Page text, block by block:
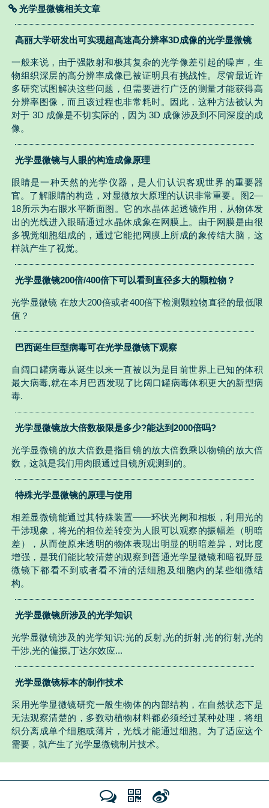
光学显微镜相关文章
高丽大学研发出可实现超高速高分辨率3D成像的光学显微镜
一般来说，由于强散射和极其复杂的光学像差引起的噪声，生
物组织深层的高分辨率成像已被证明具有挑战性。尽管最近许
多研究试图解决这些问题，但需要进行广泛的测量才能获得高
分辨率图像，而且该过程也非常耗时。因此，这种方法被认为
对于 3D 成像是不切实际的，因为 3D 成像涉及到不同深度的成
像。
光学显微镜与人眼的构造成像原理
眼睛是一种天然的光学仪器，是人们认识客观世界的重要器
官。了解眼睛的构造，对显微放大原理的认识非常重要。图2—
18所示为右眼水平断面图。它的水晶体起透镜作用，从物体发
出的光线进入眼睛通过水晶休成象在网膜上。由于网膜是由很
多视觉细胞组成的，通过它能把网膜上所成的象传结大脑，这
样就产生了视觉。
光学显微镜200倍/400倍下可以看到直径多大的颗粒物？
光学显微镜 在放大200倍或者400倍下检测颗粒物直径的最低限
值？
巴西诞生巨型病毒可在光学显微镜下观察
自阔口罐病毒从诞生以来一直被以为是目前世界上已知的体积
最大病毒,就在本月巴西发现了比阔口罐病毒体积更大的新型病
毒.
光学显微镜放大倍数极限是多少?能达到2000倍吗?
光学显微镜的放大倍数是指目镜的放大倍数乘以物镜的放大倍
数，这就是我们用肉眼通过目镜所观测到的。
特殊光学显微镜的原理与使用
相差显微镜能通过其特殊装置——环状光阑和相板，利用光的
干涉现象，将光的相位差转变为人眼可以观察的振幅差（明暗
差），从而使原来透明的物体表现出明显的明暗差异，对比度
增强，是我们能比较清楚的观察到普通光学显微镜和暗视野显
微镜下都看不到或者看不清的活细胞及细胞内的某些细微结
构。
光学显微镜所涉及的光学知识
光学显微镜涉及的光学知识:光的反射,光的折射,光的衍射,光的
干涉,光的偏振,丁达尔效应...
光学显微镜标本的制作技术
采用光学显微镜研究一般生物体的内部结构，在自然状态下是
无法观察清楚的，多数动植物材料都必须经过某种处理，将组
织分离成单个细胞或薄片，光线才能通过细胞。为了适应这个
需要，就产生了光学显微镜制片技术。